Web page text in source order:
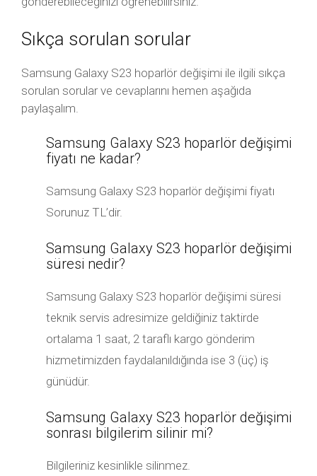
Sıkça sorulan sorular
Samsung Galaxy S23 hoparlör değişimi ile ilgili sıkça
sorulan sorular ve cevaplarını hemen aşağıda
paylaşalım.
Samsung Galaxy S23 hoparlör değişimi
fiyatı ne kadar?
Samsung Galaxy S23 hoparlör değişimi fiyatı
Sorunuz TL’dir.
Samsung Galaxy S23 hoparlör değişimi
süresi nedir?
Samsung Galaxy S23 hoparlör değişimi süresi
teknik servis adresimize geldiğiniz taktirde
ortalama 1 saat, 2 taraflı kargo gönderim
hizmetimizden faydalanıldığında ise 3 (üç) iş
günüdür.
Samsung Galaxy S23 hoparlör değişimi
sonrası bilgilerim silinir mi?
Bilgileriniz kesinlikle silinmez.